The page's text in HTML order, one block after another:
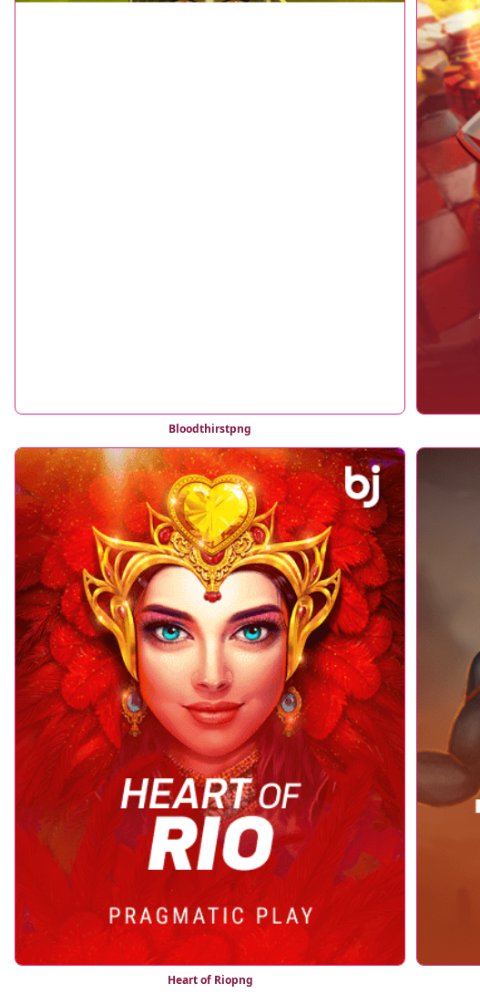
Bloodthirstpng
Heart of Riopng